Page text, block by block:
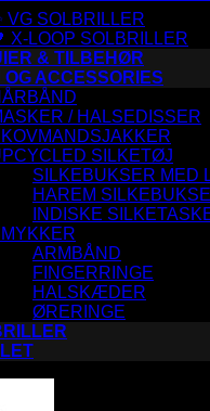
VG SOLBRILLER
X-LOOP SOLBRILLER
& TILBEHØR
ACCESSORIES
/ HALSEDISSER
SILKETØJ
SILKEBUKSER MED
HAREM
INDISKE
ARMBÅND
FINGERRINGE
HALSKÆDER
ØRERINGE